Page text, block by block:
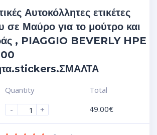
Αυτοκόλλητες ετικέτες
σε Μαύρο για το μούτρο και
, PIAGGIO BEVERLY HPE
Quantity
-
+
Total
49.00€